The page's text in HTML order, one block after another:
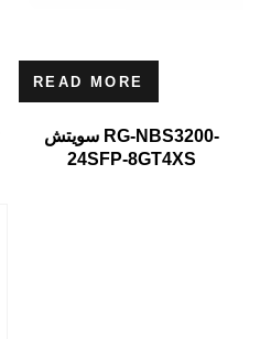
READ MORE
سويتش RG-NBS3200-
24SFP-8GT4XS